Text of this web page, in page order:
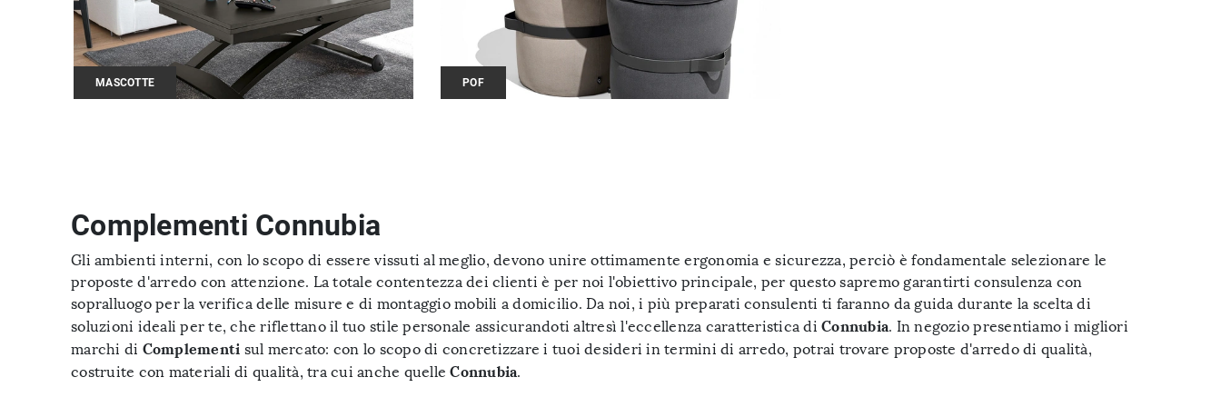
MASCOTTE POF
Complementi Connubia
Gli ambienti interni, con lo scopo di essere vissuti al meglio, devono unire ottimamente ergonomia e sicurezza, perciò è fondamentale selezionare le
proposte d'arredo con attenzione. La totale contentezza dei clienti è per noi l'obiettivo principale, per questo sapremo garantirti consulenza con
sopralluogo per la verifica delle misure e di montaggio mobili a domicilio. Da noi, i più preparati consulenti ti faranno da guida durante la scelta di
soluzioni ideali per te, che riflettano il tuo stile personale assicurandoti altresì l'eccellenza caratteristica di Connubia. In negozio presentiamo i migliori
marchi di Complementi sul mercato: con lo scopo di concretizzare i tuoi desideri in termini di arredo, potrai trovare proposte d'arredo di qualità,
costruite con materiali di qualità, tra cui anche quelleConnubia.